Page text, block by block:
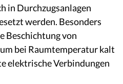
in Durchzugsanlagen
werden. Besonders
Beschichtung von
bei Raumtemperatur kalt
elektrische Verbindungen